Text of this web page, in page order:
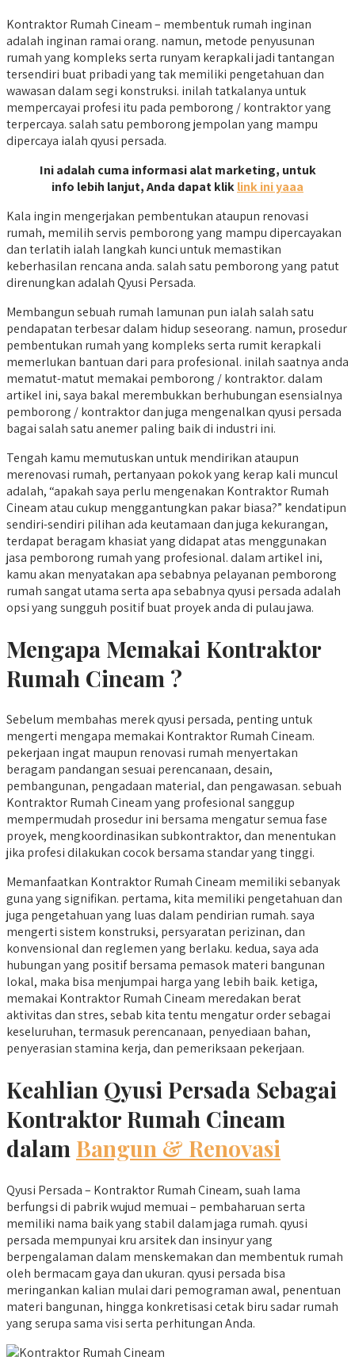
Kontraktor Rumah Cineam – membentuk rumah inginan
adalah inginan ramai orang. namun, metode penyusunan
rumah yang kompleks serta runyam kerapkali jadi tantangan
tersendiri buat pribadi yang tak memiliki pengetahuan dan
wawasan dalam segi konstruksi. inilah tatkalanya untuk
mempercayai profesi itu pada pemborong / kontraktor yang
terpercaya. salah satu pemborong jempolan yang mampu
dipercaya ialah qyusi persada.
Ini adalah cuma informasi alat marketing, untuk
info lebih lanjut, Anda dapat kliklink ini yaaa
Kala ingin mengerjakan pembentukan ataupun renovasi
rumah, memilih servis pemborong yang mampu dipercayakan
dan terlatih ialah langkah kunci untuk memastikan
keberhasilan rencana anda. salah satu pemborong yang patut
direnungkan adalah Qyusi Persada.
Membangun sebuah rumah lamunan pun ialah salah satu
pendapatan terbesar dalam hidup seseorang. namun, prosedur
pembentukan rumah yang kompleks serta rumit kerapkali
memerlukan bantuan dari para profesional. inilah saatnya anda
mematut-matut memakai pemborong / kontraktor. dalam
artikel ini, saya bakal merembukkan berhubungan esensialnya
pemborong / kontraktor dan juga mengenalkan qyusi persada
bagai salah satu anemer paling baik di industri ini.
Tengah kamu memutuskan untuk mendirikan ataupun
merenovasi rumah, pertanyaan pokok yang kerap kali muncul
adalah, “apakah saya perlu mengenakan Kontraktor Rumah
Cineam atau cukup menggantungkan pakar biasa?” kendatipun
sendiri-sendiri pilihan ada keutamaan dan juga kekurangan,
terdapat beragam khasiat yang didapat atas menggunakan
jasa pemborong rumah yang profesional. dalam artikel ini,
kamu akan menyatakan apa sebabnya pelayanan pemborong
rumah sangat utama serta apa sebabnya qyusi persada adalah
opsi yang sungguh positif buat proyek anda di pulau jawa.
Mengapa Memakai Kontraktor
Rumah Cineam ?
Sebelum membahas merek qyusi persada, penting untuk
mengerti mengapa memakai Kontraktor Rumah Cineam.
pekerjaan ingat maupun renovasi rumah menyertakan
beragam pandangan sesuai perencanaan, desain,
pembangunan, pengadaan material, dan pengawasan. sebuah
Kontraktor Rumah Cineam yang profesional sanggup
mempermudah prosedur ini bersama mengatur semua fase
proyek, mengkoordinasikan subkontraktor, dan menentukan
jika profesi dilakukan cocok bersama standar yang tinggi.
Memanfaatkan Kontraktor Rumah Cineam memiliki sebanyak
guna yang signifikan. pertama, kita memiliki pengetahuan dan
juga pengetahuan yang luas dalam pendirian rumah. saya
mengerti sistem konstruksi, persyaratan perizinan, dan
konvensional dan reglemen yang berlaku. kedua, saya ada
hubungan yang positif bersama pemasok materi bangunan
lokal, maka bisa menjumpai harga yang lebih baik. ketiga,
memakai Kontraktor Rumah Cineam meredakan berat
aktivitas dan stres, sebab kita tentu mengatur order sebagai
keseluruhan, termasuk perencanaan, penyediaan bahan,
penyerasian stamina kerja, dan pemeriksaan pekerjaan.
Keahlian Qyusi Persada Sebagai
Kontraktor Rumah Cineam
dalam Bangun & Renovasi
Qyusi Persada – Kontraktor Rumah Cineam, suah lama
berfungsi di pabrik wujud memuai – pembaharuan serta
memiliki nama baik yang stabil dalam jaga rumah. qyusi
persada mempunyai kru arsitek dan insinyur yang
berpengalaman dalam menskemakan dan membentuk rumah
oleh bermacam gaya dan ukuran. qyusi persada bisa
meringankan kalian mulai dari pemograman awal, penentuan
materi bangunan, hingga konkretisasi cetak biru sadar rumah
yang serupa sama visi serta perhitungan Anda.